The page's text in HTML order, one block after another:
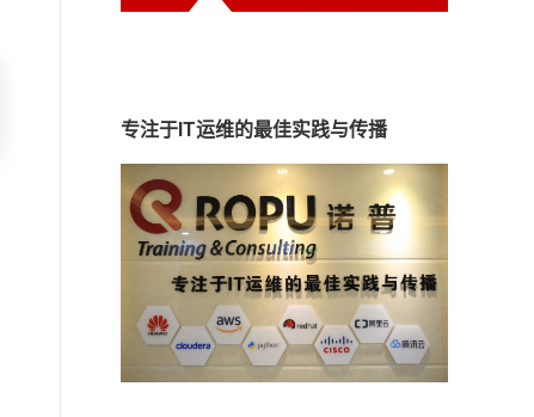
专注于IT运维的最佳实践与传播